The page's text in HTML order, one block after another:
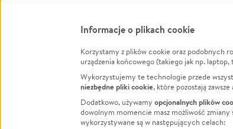
FacebookTwitter Instagram
LinkedInTikTok Youtube
Informacje o plikach cookie
Korzystamy z plików cookie oraz podobnych
urządzenia końcowego (takiego jak np.
Wykorzystujemy te technologie przede
niezbędne pliki cookie, które pozostają
Dodatkowo, używamy opcjonalnych plików
dowolnym momencie masz możliwość
wykorzystywane są w następujących celach: